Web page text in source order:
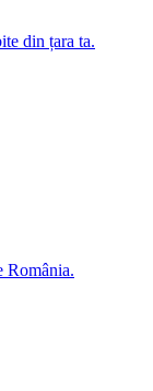
din țara ta.
România.